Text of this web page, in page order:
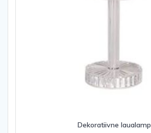
Dekoratiivne laualamp